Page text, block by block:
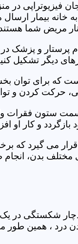
فیزیوتراپی در
خانه بیمار
مریض شما
پرستار و پزشک
دیگر تشکیل
که برای توان
حرکت کردن و
ستون فقرات
و کار او
می گیرد که
بدن،
دچار شکستگی
، همین طور